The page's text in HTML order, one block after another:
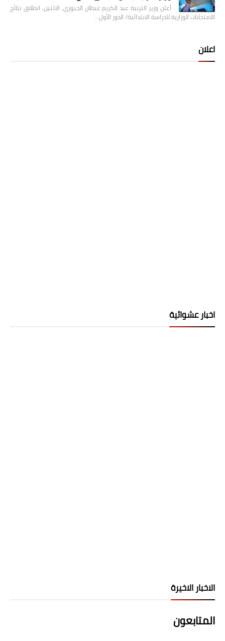
أعلن وزير التربية عبد الكريم عبطان الجبوري، الاثنين، انطلاق نتائج
الامتحانات الوزارية للدراسة الابتدائية/ الدور الأول…
اعلان
اخبار عشوائية
الاخبار الاخيرة
المتابعون